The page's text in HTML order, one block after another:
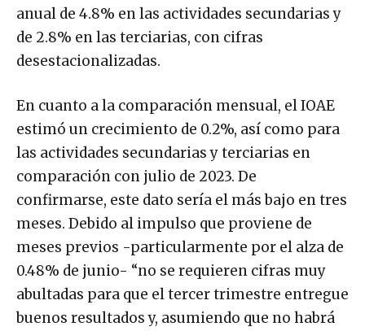
anual de 4.8% en las actividades secundarias y
de 2.8% en las terciarias, con cifras
desestacionalizadas.
En cuanto a la comparación mensual, el IOAE
estimó un crecimiento de 0.2%, así como para
las actividades secundarias y terciarias en
comparación con julio de 2023. De
confirmarse, este dato sería el más bajo en tres
meses. Debido al impulso que proviene de
meses previos -particularmente por el alza de
0.48% de junio- “no se requieren cifras muy
abultadas para que el tercer trimestre entregue
buenos resultados y, asumiendo que no habrá